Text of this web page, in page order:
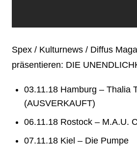
Spex / Kulturnews / Diffus
präsentieren: DIE
03.11.18 Hamburg – Thalia
(AUSVERKAUFT)
06.11.18 Rostock – M.A.U.
07.11.18 Kiel – Die Pumpe